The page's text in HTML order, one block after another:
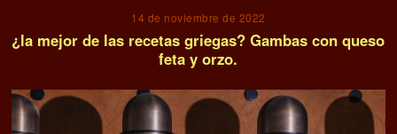
14 de noviembre de 2022
¿la mejor de las recetas griegas? Gambas con queso
feta y orzo.